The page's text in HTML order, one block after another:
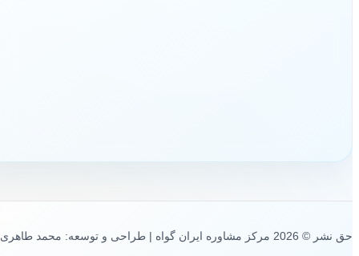
حق نشر © 2026 مرکز مشاوره ایران گواه | طراحی و توسعه: محمد طاهری